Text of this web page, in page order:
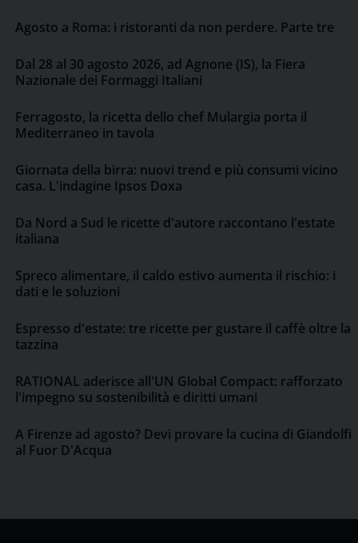
Agosto a Roma: i ristoranti da non perdere. Parte tre
Dal 28 al 30 agosto 2026, ad Agnone (IS), la Fiera
Nazionale dei Formaggi Italiani
Ferragosto, la ricetta dello chef Mulargia porta il
Mediterraneo in tavola
Giornata della birra: nuovi trend e più consumi vicino
casa. L'indagine Ipsos Doxa
Da Nord a Sud le ricette d'autore raccontano l'estate
italiana
Spreco alimentare, il caldo estivo aumenta il rischio: i
dati e le soluzioni
Espresso d'estate: tre ricette per gustare il caffè oltre la
tazzina
RATIONAL aderisce all'UN Global Compact: rafforzato
l'impegno su sostenibilità e diritti umani
A Firenze ad agosto? Devi provare la cucina di Giandolfi
al Fuor D'Acqua